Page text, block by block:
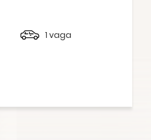
1 vaga